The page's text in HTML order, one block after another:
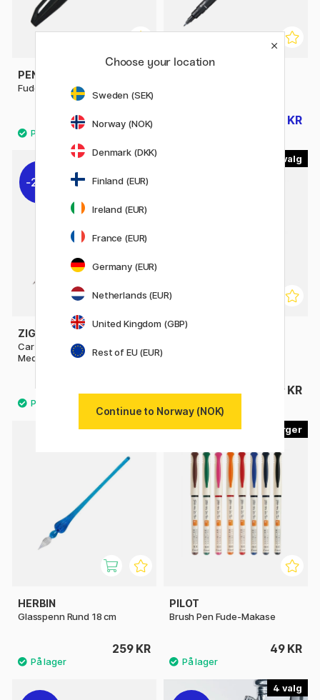
PENTEL
Fude Touch Brush Sign Pen
40 KR 30 KR
20%
ZIG KURETAKE
Cartoonist Menso Brush
Medium
99 KR
HERBIN
Glasspenn Rund 18 cm
259 KR
PILOT
Brush Pen Fude-Makase
49 KR
4
Choose your location
Sweden (SEK)
Norway (NOK)
Denmark (DKK)
Finland (EUR)
Ireland (EUR)
France (EUR)
Germany (EUR)
Netherlands (EUR)
United Kingdom (GBP)
Rest of EU (EUR)
Continue to Norway (NOK)